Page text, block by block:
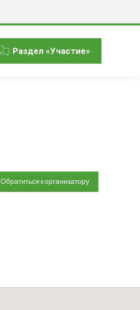
Раздел «Участие»
Обратиться к организатору